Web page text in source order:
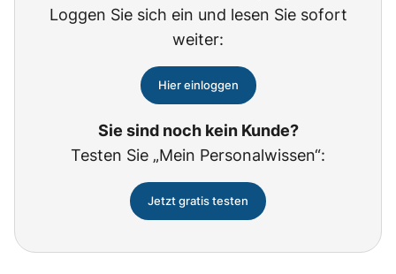
Loggen Sie sich ein und lesen Sie sofort
weiter:
Hier einloggen
Sie sind noch kein Kunde?
Testen Sie „Mein Personalwissen“:
Jetzt gratis testen